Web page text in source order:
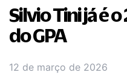
Silvio Tini já é
do GPA
12 de março de 2026